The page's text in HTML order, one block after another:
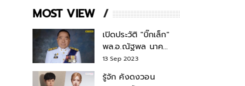
MOST VIEW
เปิดประวัติ "บิ๊กเล็ก"
พล.อ.ณัฐพล นาค
พาณิชย์ จากเลขาฯ
สมช.-เลขาฯ
รมว.กลาโหม
13 Sep 2023
รู้จัก คังดงวอน